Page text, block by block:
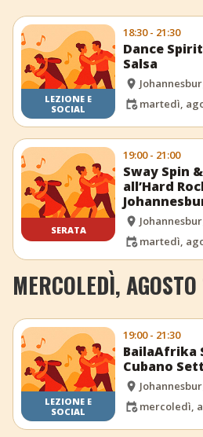
LEZIONE E
SOCIAL
18:30 - 21:30
Dance
Salsa
martedì,
SERATA
19:00 - 21:00
Sway Spin
all’Hard
martedì,
MERCOLEDÌ,
LEZIONE E
SOCIAL
19:00 - 21:30
BailaAfrika
Cubano
mercoledì,